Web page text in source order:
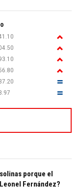
porque el
Fernández?